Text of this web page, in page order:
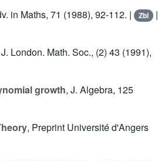
in Maths, 71 (1988), 92-112. | Zbl |
London. Math. Soc., (2) 43 (1991),
growth, J. Algebra, 125
, Preprint Université d'Angers